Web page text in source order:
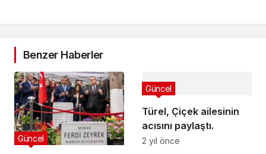
Benzer Haberler
Güncel
Türel, Çiçek ailesinin
acısını paylaştı.
Güncel
2 yıl önce